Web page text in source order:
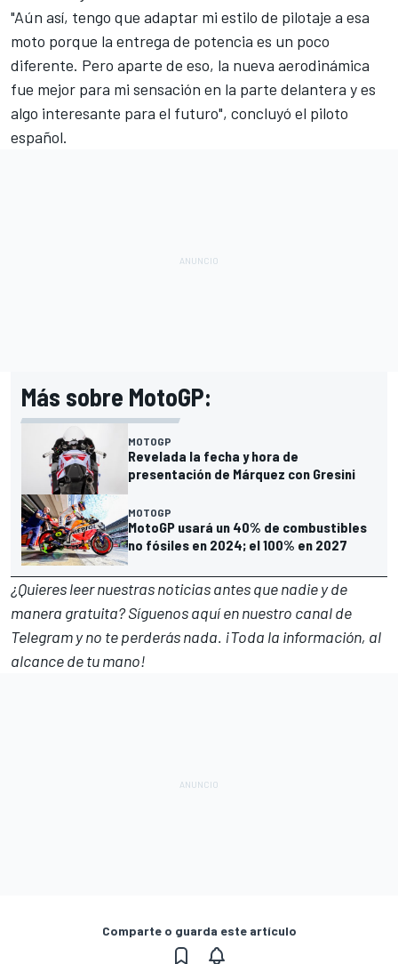
"Aún así, tengo que adaptar mi estilo de pilotaje a esa
moto porque la entrega de potencia es un poco
diferente. Pero aparte de eso, la nueva aerodinámica
fue mejor para mi sensación en la parte delantera y es
algo interesante para el futuro", concluyó el piloto
español.
Más sobre MotoGP:
MOTOGP
Revelada la fecha y hora de
presentación de Márquez con Gresini
MOTOGP
MotoGP usará un 40% de combustibles
no fósiles en 2024; el 100% en 2027
¿Quieres leer nuestras noticias antes que nadie y de
manera gratuita? Síguenosaquí en nuestro canal de
Telegramy no te perderás nada. ¡Toda la información, al
alcance de tu mano!
Comparte o guarda este artículo